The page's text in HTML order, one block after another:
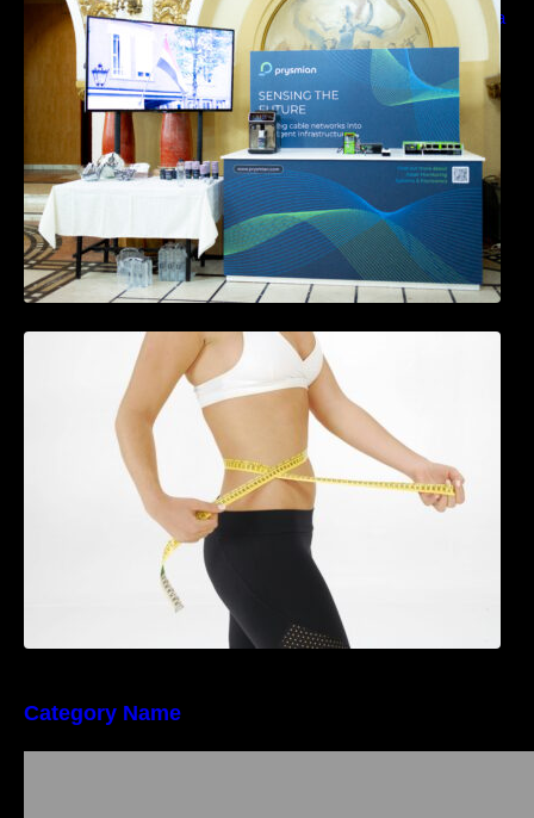
sensing si Digital Energy pentru monitorizarea
in timp real a infrastrucrutilor critice
Tratamentul Wegovy® generează o scădere
în greutate de până la 22,6% la femei în
perioada menopauzei și reduce la jumătate
riscul de migrene
Category Name